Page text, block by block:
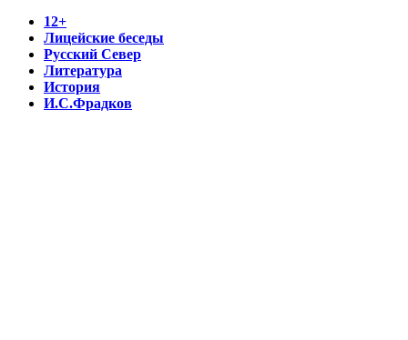
12+
Лицейские беседы
Русский Север
Литература
История
И.С.Фрадков